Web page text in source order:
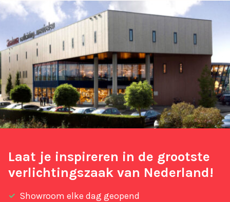
Laat je inspireren in de grootste
verlichtingszaak van Nederland!
Showroom elke dag geopend